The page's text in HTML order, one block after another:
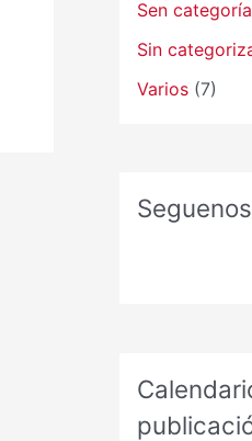
Sen categoría
Sin
Varios (7)